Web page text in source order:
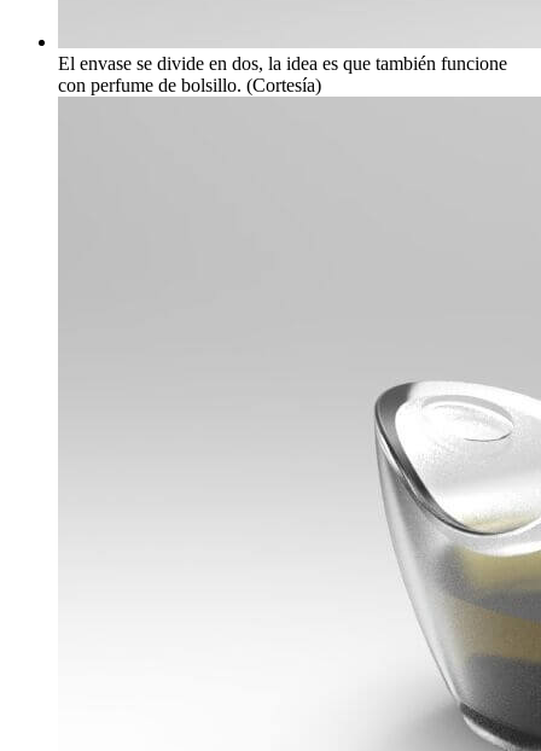
El envase se divide en dos, la idea es que también funcione
con perfume de bolsillo. (Cortesía)